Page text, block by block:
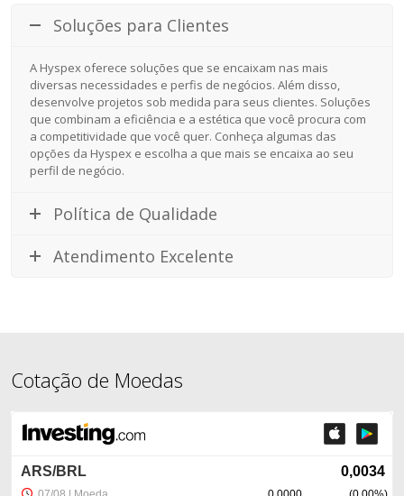
Soluções para Clientes
A Hyspex oferece soluções que se encaixam nas mais
diversas necessidades e perfis de negócios. Além disso,
desenvolve projetos sob medida para seus clientes. Soluções
que combinam a eficiência e a estética que você procura com
a competitividade que você quer. Conheça algumas das
opções da Hyspex e escolha a que mais se encaixa ao seu
perfil de negócio.
Política de Qualidade
Atendimento Excelente
Cotação de Moedas